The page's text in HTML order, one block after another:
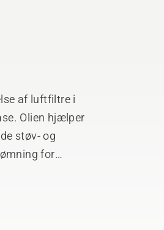
af luftfiltre i
Olien hjælper
støv- og
for